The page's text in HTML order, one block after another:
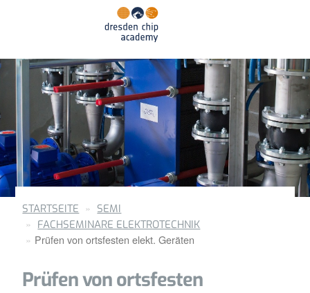
STARTSEITE
SEMI
FACHSEMINARE ELEKTROTECHNIK
Prüfen von ortsfesten elekt. Geräten
Prüfen von ortsfesten